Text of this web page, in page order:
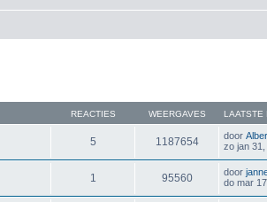
REACTIES WEERGAVES LAATSTE
5 1187654 door
zo jan
1 95560 door
do mar